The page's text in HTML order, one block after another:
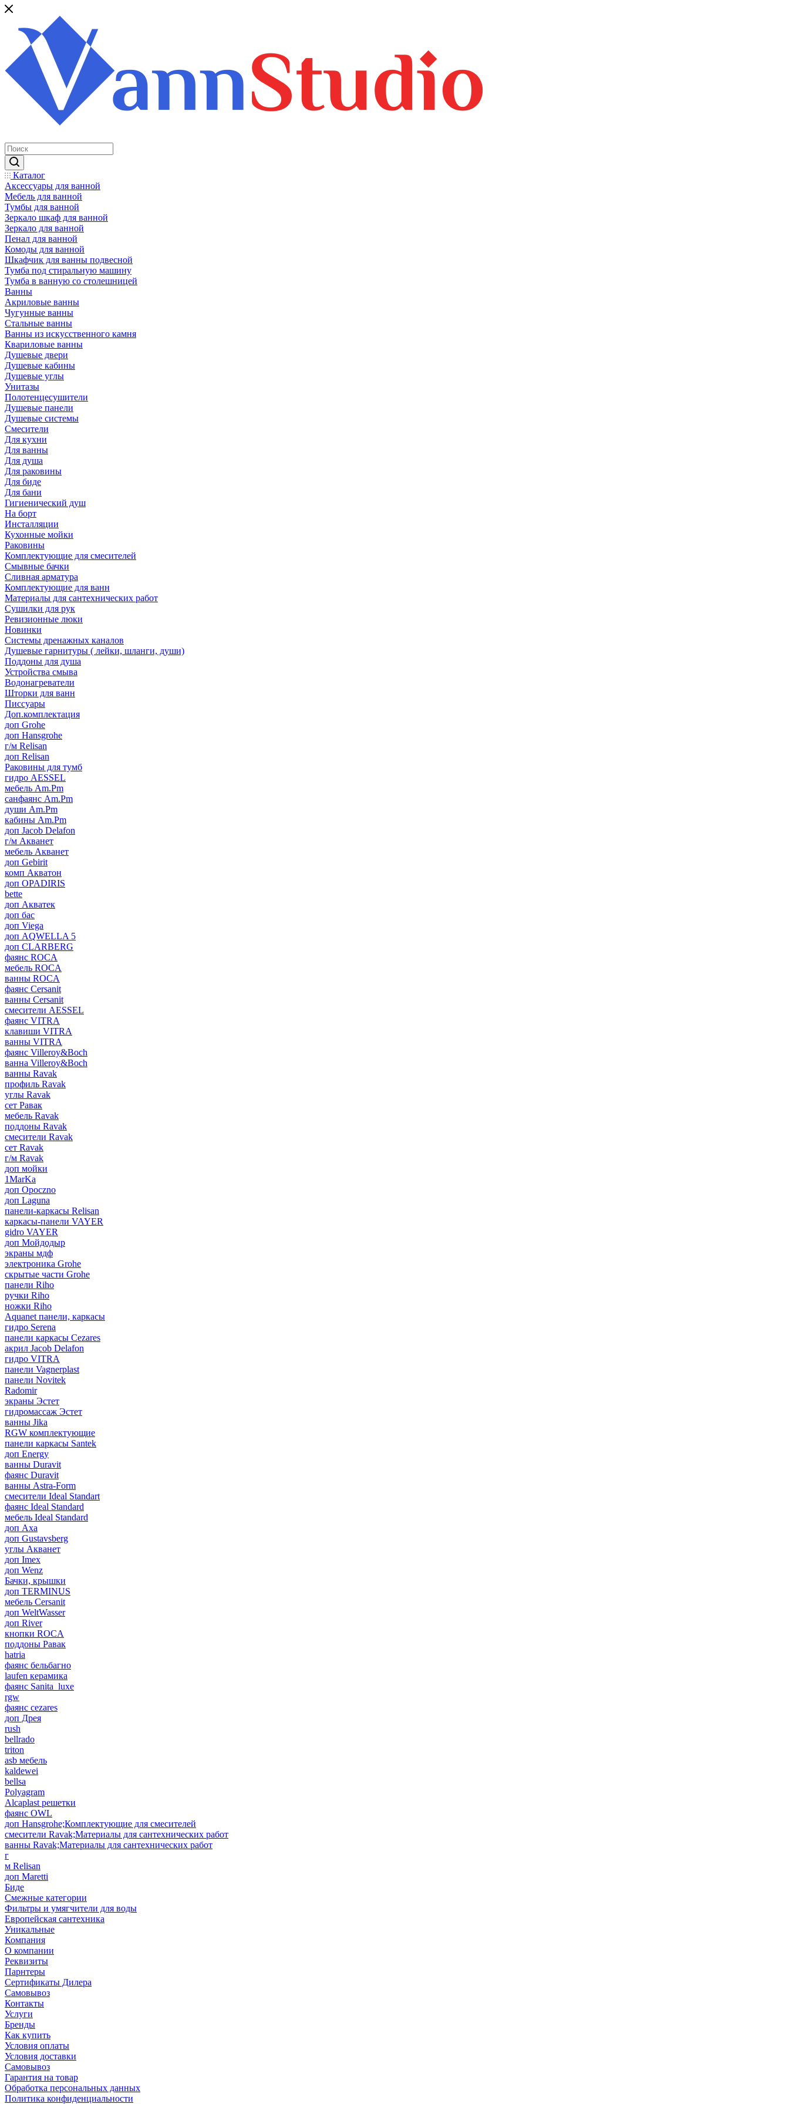
Каталог
Аксессуары для ванной
Мебель для ванной
Тумбы для ванной
Зеркало шкаф для ванной
Зеркало для ванной
Пенал для ванной
Комоды для ванной
Шкафчик для ванны подвесной
Тумба под стиральную машину
Тумба в ванную со столешницей
Ванны
Акриловые ванны
Чугунные ванны
Стальные ванны
Ванны из искусственного камня
Квариловые ванны
Душевые двери
Душевые кабины
Душевые углы
Унитазы
Полотенцесушители
Душевые панели
Душевые системы
Смесители
Для кухни
Для ванны
Для душа
Для раковины
Для биде
Для бани
Гигиенический душ
На борт
Инсталляции
Кухонные мойки
Раковины
Комплектующие для смесителей
Смывные бачки
Сливная арматура
Комплектующие для ванн
Материалы для сантехнических работ
Сушилки для рук
Ревизионные люки
Новинки
Системы дренажных каналов
Душевые гарнитуры ( лейки, шланги, души)
Поддоны для душа
Устройства смыва
Водонагреватели
Шторки для ванн
Писсуары
Доп.комплектация
доп Grohe
доп Hansgrohe
г/м Relisan
доп Relisan
Раковины для тумб
гидро AESSEL
мебель Am.Pm
санфаянс Am.Pm
души Am.Pm
кабины Am.Pm
доп Jacob Delafon
г/м Акванет
мебель Акванет
доп Gebirit
комп Акватон
доп OPADIRIS
bette
доп Акватек
доп бас
доп Viega
доп AQWELLA 5
доп CLARBERG
фаянс ROCA
мебель ROCA
ванны ROCA
фаянс Cersanit
ванны Cersanit
смесители AESSEL
фаянс VITRA
клавиши VITRA
ванны VITRA
фаянс Villeroy&Boch
ванна Villeroy&Boch
ванны Ravak
профиль Ravak
углы Ravak
сет Равак
мебель Ravak
поддоны Ravak
смесители Ravak
сет Ravak
г/м Ravak
доп мойки
1MarKa
доп Opoczno
доп Laguna
панели-каркасы Relisan
каркасы-панели VAYER
gidro VAYER
доп Мойдодыр
экраны мдф
электроника Grohe
скрытые части Grohe
панели Riho
ручки Riho
ножки Riho
Aquanet панели, каркасы
гидро Serena
панели каркасы Cezares
акрил Jacob Delafon
гидро VITRA
панели Vagnerplast
панели Novitek
Radomir
экраны Эстет
гидромассаж Эстет
ванны Jika
RGW комплектующие
панели каркасы Santek
доп Energy
ванны Duravit
фаянс Duravit
ванны Astra-Form
смесители Ideal Standart
фаянс Ideal Standard
мебель Ideal Standard
доп Axa
доп Gustavsberg
углы Акванет
доп Imex
доп Wenz
Бачки, крышки
доп TERMINUS
мебель Cersanit
доп WeltWasser
доп River
кнопки ROCA
поддоны Равак
hatria
фаянс бельбагно
laufen керамика
фаянс Sanita_luxe
rgw
фаянс cezares
доп Дрея
rush
bellrado
triton
asb мебель
kaldewei
bellsa
Polyagram
Alcaplast решетки
фаянс OWL
доп Hansgrohe;Комплектующие для смесителей
смесители Ravak;Материалы для сантехнических работ
ванны Ravak;Материалы для сантехнических работ
г
м Relisan
доп Maretti
Биде
Смежные категории
Фильтры и умягчители для воды
Европейская сантехника
Уникальные
Компания
О компании
Реквизиты
Парнтеры
Сертификаты Дилера
Самовывоз
Контакты
Услуги
Бренды
Как купить
Условия оплаты
Условия доставки
Самовывоз
Гарантия на товар
Обработка персональных данных
Политика конфиденциальности